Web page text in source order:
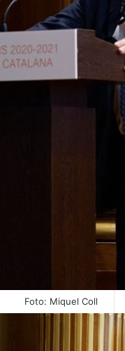
Foto: Miquel Coll